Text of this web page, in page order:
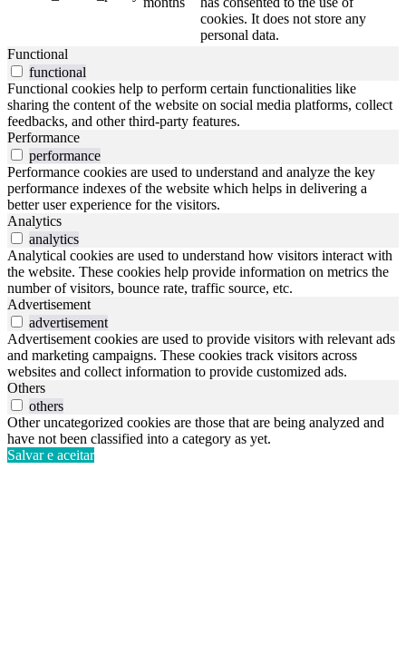
cookies. It does not store any
personal data.
Functional
functional
Functional cookies help to perform certain functionalities like
sharing the content of the website on social media platforms, collect
feedbacks, and other third-party features.
Performance
performance
Performance cookies are used to understand and analyze the key
performance indexes of the website which helps in delivering a
better user experience for the visitors.
Analytics
analytics
Analytical cookies are used to understand how visitors interact with
the website. These cookies help provide information on metrics the
number of visitors, bounce rate, traffic source, etc.
Advertisement
advertisement
Advertisement cookies are used to provide visitors with relevant ads
and marketing campaigns. These cookies track visitors across
websites and collect information to provide customized ads.
Others
others
Other uncategorized cookies are those that are being analyzed and
have not been classified into a category as yet.
Salvar e aceitar